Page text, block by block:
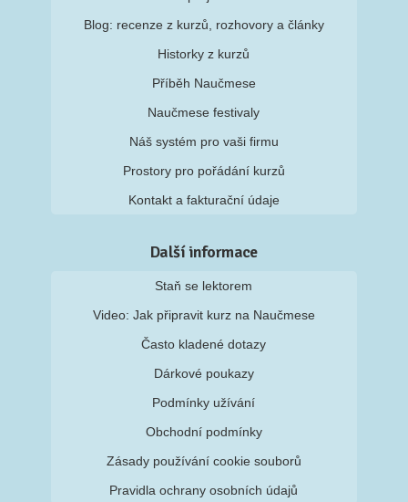
Blog: recenze z kurzů, rozhovory a články
Historky z kurzů
Příběh Naučmese
Naučmese festivaly
Náš systém pro vaši firmu
Prostory pro pořádání kurzů
Kontakt a fakturační údaje
Další informace
Staň se lektorem
Video: Jak připravit kurz na Naučmese
Často kladené dotazy
Dárkové poukazy
Podmínky užívání
Obchodní podmínky
Zásady používání cookie souborů
Pravidla ochrany osobních údajů